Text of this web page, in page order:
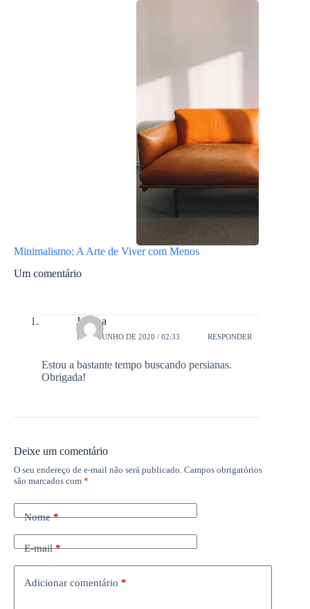
Minimalismo: A Arte de Viver com Menos
Um comentário
Juliana
13 DE JUNHO DE 2020 / 02:33 RESPONDER
Estou a bastante tempo buscando persianas.
Obrigada!
Deixe um comentário
O seu endereço de e-mail não será publicado. Campos obrigatórios
são marcados com *
Nome*
E-mail*
Adicionar comentário *